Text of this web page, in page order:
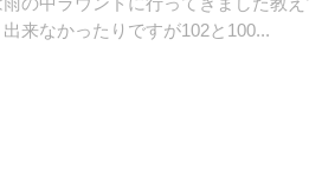
来なかったりですが102と100...